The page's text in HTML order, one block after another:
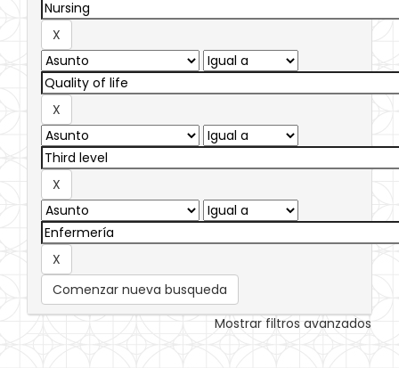
Comenzar nueva busqueda
Mostrar filtros avanzados